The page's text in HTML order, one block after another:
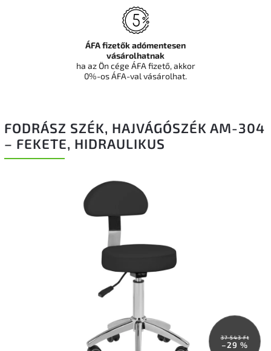
FODRÁSZ SZÉK, HAJVÁGÓSZÉK AM-304
– FEKETE, HIDRAULIKUS
37 543 Ft
–29 %
ÁFA fizetők adómentesen
vásárolhatnak
ha az Ön cége ÁFA fizető, akkor
0%-os ÁFA-val vásárolhat.